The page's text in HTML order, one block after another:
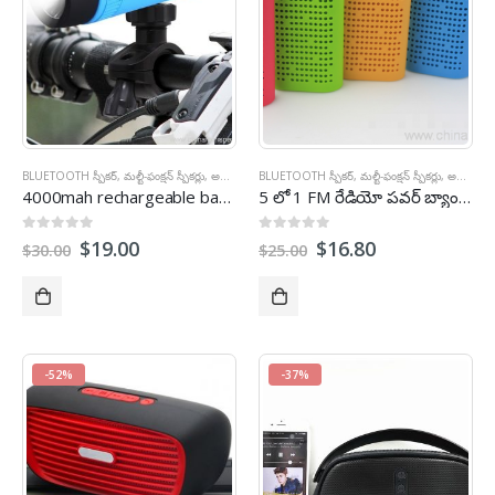
BLUETOOTH స్పీకర్, మల్టీ-ఫంక్షన్ స్పీకర్లు, అవుట్డోర్ స్పీకర్లు ,క్రీడలు స్పీకర్లు
4000mah rechargeable battery ,hypaethral FM radio TF card
బయటకు 5
$30.00 $19.00
BLUETOOTH స్పీకర్, మల్టీ-ఫంక్షన్ స్పీకర్లు, అవుట్డోర్ స్పీకర్లు
5 లో 1 FM రేడియో పవర్ బ్యాంకు Bluetooth స్పీకర్ తో v3.0 Bluetooth మద్దతును TF కార్డు
బయటకు 5
$25.00 $16.80
-52% -37%